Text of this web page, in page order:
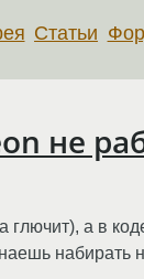
Статьи
не
глючит), а в